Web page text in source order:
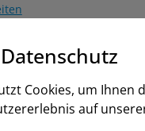
Cookies, um Ihnen
auf